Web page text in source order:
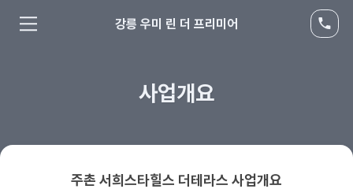
강릉 우미 린 더 프리미어
사업개요
주촌 서희스타힐스 더테라스 사업개요